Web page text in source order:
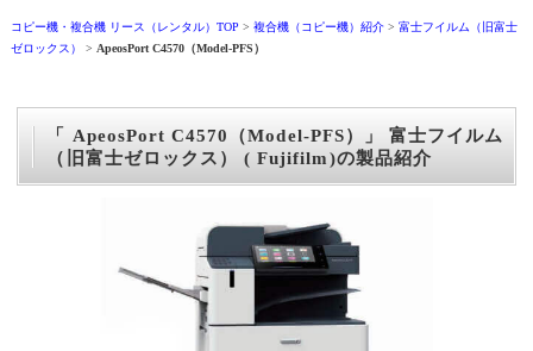
コピー機・複合機 リース（レンタル）TOP >複合機（コピー機）紹介 >富士フイルム（旧富士
ゼロックス）> ApeosPort C4570（Model-PFS）
「 ApeosPort C4570（Model-PFS）」 富士フイルム
（旧富士ゼロックス） ( Fujifilm)の製品紹介